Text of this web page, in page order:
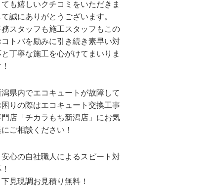
ても嬉しいクチコミをいただきま
て誠にありがとうございます。
務スタッフも施工スタッフもこの
コトバを励みに引き続き素早い対
と丁寧な施工を心がけてまいりま
潟県内でエコキュートが故障して
困りの際はエコキュート交換工事
門店「チカラもち新潟店」にお気
ご相談ください！
安心の自社職人によるスピート対
下見現調お見積り無料！